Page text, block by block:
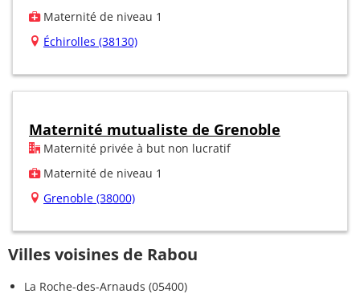
Maternité de niveau 1
Échirolles (38130)
Maternité mutualiste de Grenoble
Maternité privée à but non lucratif
Maternité de niveau 1
Grenoble (38000)
Villes voisines de Rabou
La Roche-des-Arnauds (05400)